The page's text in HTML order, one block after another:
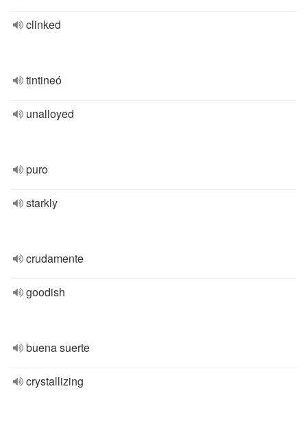
clinked
tintineó
unalloyed
puro
starkly
crudamente
goodish
buena suerte
crystallizing